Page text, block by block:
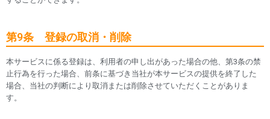
第9条 登録の取消・削除
本サービスに係る登録は、利用者の申し出があった場合の他、第3条の禁
止行為を行った場合、前条に基づき当社が本サービスの提供を終了した
場合、当社の判断により取消または削除させていただくことがありま
す。